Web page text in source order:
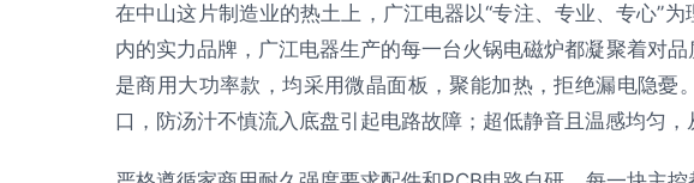
在中山这片制造业的热土上，广江电器以“专注、专业、专心”
内的实力品牌，广江电器生产的每一台火锅电磁炉都凝聚着对
是商用大功率款，均采用微晶面板，聚能加热，拒绝漏电隐憂
口，防汤汁不慎流入底盘引起电路故障；超低静音且温感均匀，